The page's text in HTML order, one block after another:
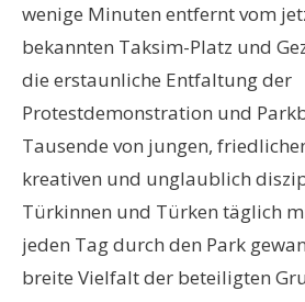
wenige Minuten entfernt vom
bekannten Taksim-Platz und
die erstaunliche Entfaltung der
Protestdemonstration und
Tausende von jungen,
kreativen und unglaublich
Türkinnen und Türken täglich
jeden Tag durch den Park
breite Vielfalt der beteiligten